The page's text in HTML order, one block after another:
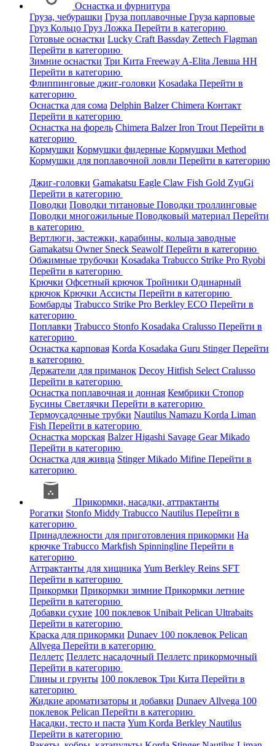
Оснастка и фурнитура
Груза, чебурашки Груза поплавочные Груза карповые
Груз Кольцо Груз Ложка Перейти в категорию
Готовые оснастки Lucky Craft Bassday Zettech Flagman
Перейти в категорию
Зимние оснастки Три Кита Freeway A-Elita Левша НН
Перейти в категорию
Флиппинговые джиг-головки Kosadaka Перейти в
категорию
Оснастка для сома Delphin BalzerChimera Контакт
Перейти в категорию
Оснастка на форель Chimera BalzerIron Trout Перейти в
категорию
Кормушки Кормушки фидерные Кормушки Method
Кормушки для поплавочной ловли Перейти в категорию
Джиг-головки Gamakatsu Eagle Claw Fish Gold ZyuGi
Перейти в категорию
Поводки Поводки титановые Поводки троллинговые
Поводки многожильные Поводковый материал Перейти
в категорию
Вертлюги, застежки, карабины, кольца заводные
Gamakatsu Owner Sneck SeawolfПерейти в категорию
Обжимные трубочки Kosadaka Trabucco Strike Pro Ryobi
Перейти в категорию
Крючки Офсетный крючок Тройники Одинарный
крючок Крючки Ассисты Перейти в категорию
Бомбарды Trabucco Strike Pro Berkley ECO Перейти в
категорию
Поплавки Trabucco Stonfo Kosadaka Cralusso Перейти в
категорию
Оснастка карповая Korda Kosadaka Guru StingerПерейти
в категорию
Держатели для приманок Decoy Hitfish Select Cralusso
Перейти в категорию
Оснастка поплавочная и донная Кембрики Стопор
Бусины Светлячки Перейти в категорию
Термоусадочные трубки Nautilus Namazu Korda Liman
Fish Перейти в категорию
Оснастка морская BalzerHigashi Savage GearMikado
Перейти в категорию
Оснастка для живца StingerMikado Mifine Перейти в
категорию
Прикормки, насадки, аттрактанты
Рогатки Stonfo Middy Trabucco Nautilus Перейти в
категорию
Принадлежности для приготовления прикормки На
крючке Trabucco Markfish Spinningline Перейти в
категорию
Аттрактанты для хищника Yum Berkley Reins SFT
Перейти в категорию
Прикормки Прикормки зимние Прикормки летние
Перейти в категорию
Добавки сухие 100 поклевок Unibait Pelican Ultrabaits
Перейти в категорию
Краска для прикормки Dunaev 100 поклевок Pelican
Allvega Перейти в категорию
Пеллетс Пеллетс насадочный Пеллетс прикормочный
Перейти в категорию
Глины и грунты 100 поклевок Три Кита Перейти в
категорию
Жидкие ароматизаторы и добавки Dunaev Allvega 100
поклевок Pelican Перейти в категорию
Насадки, тесто и паста Yum Korda Berkley Nautilus
Перейти в категорию